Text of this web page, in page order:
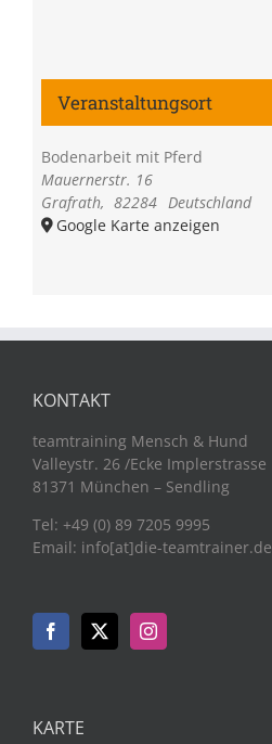
Veranstaltungsort
Bodenarbeit mit Pferd
Mauernerstr. 16
Grafrath, 82284 Deutschland
Google Karte anzeigen
KONTAKT
teamtraining Mensch & Hund
Valleystr. 26 /Ecke Implerstrasse
81371 München – Sendling
Tel: +49 (0) 89 7205 9995
Email: info[at]die-teamtrainer.de
KARTE